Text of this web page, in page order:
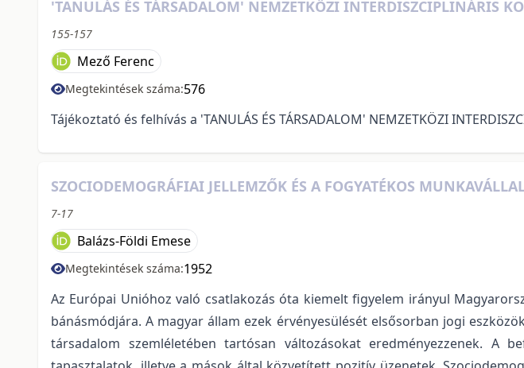
'TANULÁS ÉS TÁRSADALOM' NEMZETKÖZI INTERDISZCIPLINÁRIS
155-157
Mező Ferenc
Megtekintések száma:576
Tájékoztató és felhívás a 'TANULÁS ÉS TÁRSADALOM' NEMZETKÖZI
SZOCIODEMOGRÁFIAI JELLEMZŐK ÉS A FOGYATÉKOS
7-17
Balázs-Földi Emese
Megtekintések száma:1952
Az Európai Unióhoz való csatlakozás óta kiemelt figyelem irányul
bánásmódjára. A magyar állam ezek érvényesülését elsősorban jogi
társadalom szemléletében tartósan változásokat eredményezzenek. A